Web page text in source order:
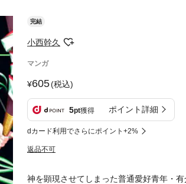
完結
小西幹久
マンガ
605(税込)
5pt獲得 ポイント詳細
dカード利用でさらにポイント+2%
返品不可
神を顕現させてしまった普通愛好青年・